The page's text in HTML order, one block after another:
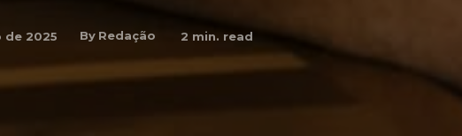
de 2025 By Redação 2 min. read